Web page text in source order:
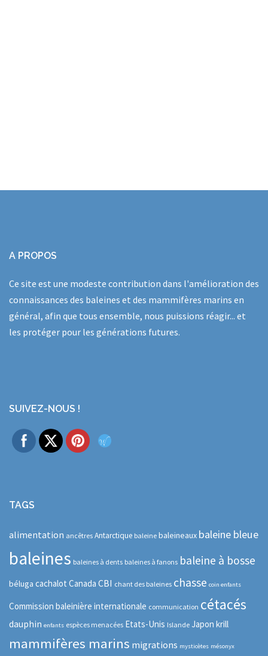
A PROPOS
Ce site est une modeste contribution dans l'amélioration des
connaissances des baleines et des mammifères marins en
général, afin que tous ensemble, nous puissions réagir... et
les protéger pour les générations futures.
SUIVEZ-NOUS !
TAGS
alimentation ancêtres Antarctique baleine baleineaux baleine bleue
baleines baleines à dents baleines à fanons baleine à bosse
béluga cachalot Canada CBI chant des baleines chasse coin enfants
Commission baleinière internationale communication cétacés
dauphin enfants espèces menacées Etats-Unis Islande Japon krill
mammifères marins migrations mysticètes mésonyx